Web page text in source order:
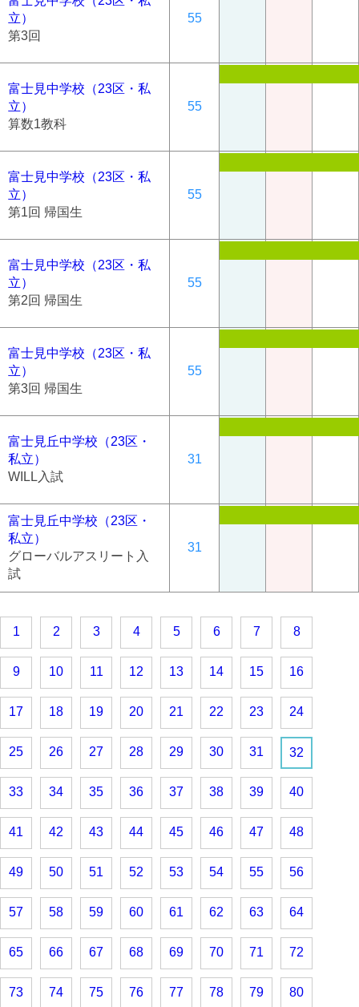
立）
第3回
55
富士見中学校（23区・私
立）
算数1教科
55
富士見中学校（23区・私
立）
第1回 帰国生
55
富士見中学校（23区・私
立）
第2回 帰国生
55
富士見中学校（23区・私
立）
第3回 帰国生
55
富士見丘中学校（23区・
私立）
WILL入試
31
富士見丘中学校（23区・
私立）
グローバルアスリート入
試
31
1 2 3 4 5 6 7 8
9 10 11 12 13 14 15 16
17 18 19 20 21 22 23 24
25 26 27 28 29 30 31 32
33 34 35 36 37 38 39 40
41 42 43 44 45 46 47 48
49 50 51 52 53 54 55 56
57 58 59 60 61 62 63 64
65 66 67 68 69 70 71 72
73 74 75 76 77 78 79 80